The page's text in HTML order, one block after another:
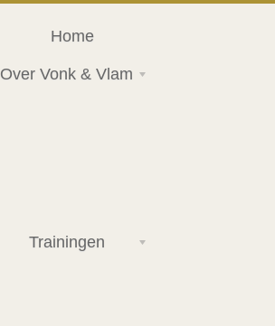
Home
Over Vonk & Vlam
Trainingen